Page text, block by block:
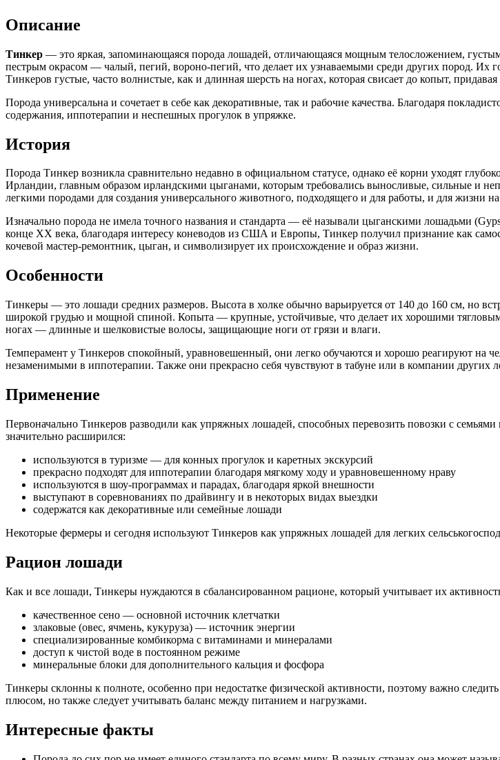
Описание
Тинкер — это яркая, запоминающаяся порода лошадей, отличающаяся мощным телосложением,
пестрым окрасом — чалый, пегий, вороно-пегий, что делает их узнаваемыми среди других пород. Их
Тинкеров густые, часто волнистые, как и длинная шерсть на ногах, которая свисает до копыт,
Порода универсальна и сочетает в себе как декоративные, так и рабочие качества. Благодаря
содержания, иппотерапии и неспешных прогулок в упряжке.
История
Порода Тинкер возникла сравнительно недавно в официальном статусе, однако её корни уходят
Ирландии, главным образом ирландскими цыганами, которым требовались выносливые, сильные и
легкими породами для создания универсального животного, подходящего и для работы, и для жизни на
Изначально порода не имела точного названия и стандарта — её называли цыганскими лошадьми
конце XX века, благодаря интересу коневодов из США и Европы, Тинкер получил признание как
кочевой мастер-ремонтник, цыган, и символизирует их происхождение и образ жизни.
Особенности
Тинкеры — это лошади средних размеров. Высота в холке обычно варьируется от 140 до 160 см, но
широкой грудью и мощной спиной. Копыта — крупные, устойчивые, что делает их хорошими
ногах — длинные и шелковистые волосы, защищающие ноги от грязи и влаги.
Темперамент у Тинкеров спокойный, уравновешенный, они легко обучаются и хорошо реагируют на
незаменимыми в иппотерапии. Также они прекрасно себя чувствуют в табуне или в компании других
Применение
Первоначально Тинкеров разводили как упряжных лошадей, способных перевозить повозки с
значительно расширился:
используются в туризме — для конных прогулок и каретных экскурсий
прекрасно подходят для иппотерапии благодаря мягкому ходу и уравновешенному нраву
используются в шоу-программах и парадах, благодаря яркой внешности
выступают в соревнованиях по драйвингу и в некоторых видах выездки
содержатся как декоративные или семейные лошади
Некоторые фермеры и сегодня используют Тинкеров как упряжных лошадей для легких
Рацион лошади
Как и все лошади, Тинкеры нуждаются в сбалансированном рационе, который учитывает их
качественное сено — основной источник клетчатки
злаковые (овес, ячмень, кукуруза) — источник энергии
специализированные комбикорма с витаминами и минералами
доступ к чистой воде в постоянном режиме
минеральные блоки для дополнительного кальция и фосфора
Тинкеры склонны к полноте, особенно при недостатке физической активности, поэтому важно
плюсом, но также следует учитывать баланс между питанием и нагрузками.
Интересные факты